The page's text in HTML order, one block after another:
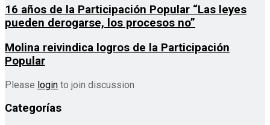
16 años de la Participación Popular “Las leyes
pueden derogarse, los procesos no”
Molina reivindica logros de la Participación
Popular
Please login to join discussion
Categorías